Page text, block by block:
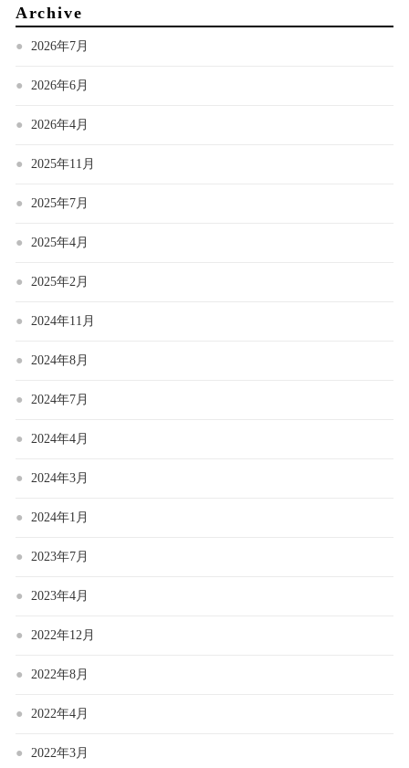
Archive
2026年7月
2026年6月
2026年4月
2025年11月
2025年7月
2025年4月
2025年2月
2024年11月
2024年8月
2024年7月
2024年4月
2024年3月
2024年1月
2023年7月
2023年4月
2022年12月
2022年8月
2022年4月
2022年3月